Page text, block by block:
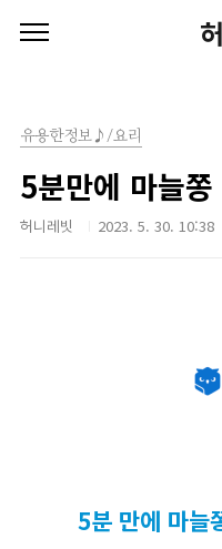
유용한정보♪/요리
5분만에 마늘
허니레빗 2023. 5. 30. 10:38
5분 만에 마늘